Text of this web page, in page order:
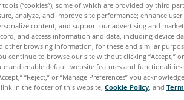
y Process
Measure Q
(“cookies”), some of which are provided by third
analyze, and improve site performance; enhance user
content; and support our advertising and
and access information and data, including device
other browsing information, for these and similar
continue to browse our site without clicking “Accept,”
and enable default website features and
“Reject,” or “Manage Preferences” you
in the footer of this website, Cookie Policy, and